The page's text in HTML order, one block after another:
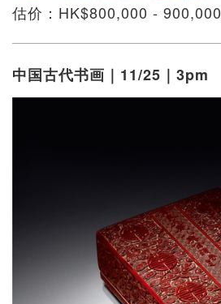
估价：HK$800,000 - 900,000
中国古代书画｜11/25｜3pm